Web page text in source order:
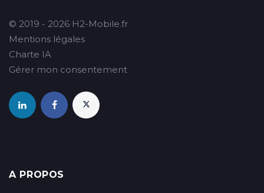
© 2019 - 2026 H2-Mobile.fr
Mentions légales
Charte IA
Gérer mon consentement
A PROPOS